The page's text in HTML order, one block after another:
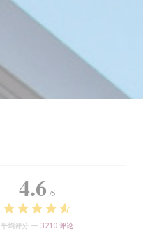
4.6 /5
平均评分 —3210 评论